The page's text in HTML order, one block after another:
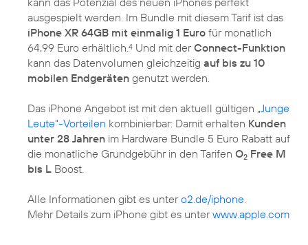
ausgespielt werden. Im Bundle mit diesem Tarif ist das
iPhone XR 64GB mit einmalig 1 Euro für monatlich
64,99 Euro erhältlich.4 Und mit derConnect-Funktion
kann das Datenvolumen gleichzeitig auf bis zu 10
mobilen Endgeräten genutzt werden.
Das iPhone Angebot ist mit den aktuell gültigen „Junge
Leute“-Vorteilen kombinierbar: Damit erhalten Kunden
unter 28 Jahren im Hardware Bundle 5 Euro Rabatt auf
die monatliche Grundgebühr in den Tarifen O2 Free M
bis L Boost.
Alle Informationen gibt es untero2.de/iphone.
Mehr Details zum iPhone gibt es unterwww.apple.com